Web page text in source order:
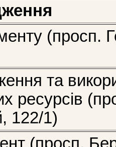
(просп.
та
ресурсів
122/1)